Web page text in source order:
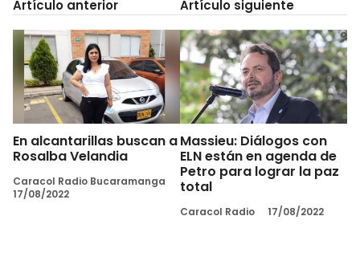
Artículo anterior
En alcantarillas buscan a
Rosalba Velandia
Caracol Radio Bucaramanga
17/08/2022
Artículo siguiente
Massieu: Diálogos con
ELN están en agenda de
Petro para lograr la paz
total
Caracol Radio 17/08/2022